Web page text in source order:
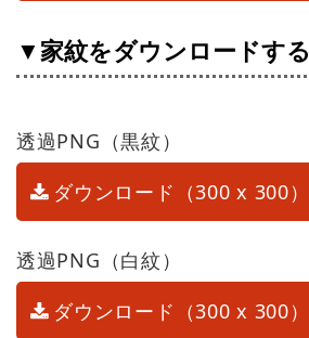
▼家紋をダウンロードする
透過PNG（黒紋）
ダウンロード（300 x 300）
透過PNG（白紋）
ダウンロード（300 x 300）